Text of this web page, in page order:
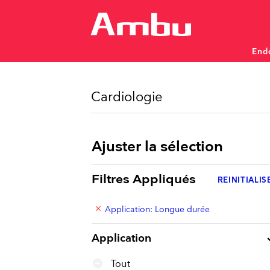
PNEUMOLOGIE ORL
Cardiologie
Ajuster la sélection
Filtres Appliqués
clear Application: Longue durée
Application
Tout